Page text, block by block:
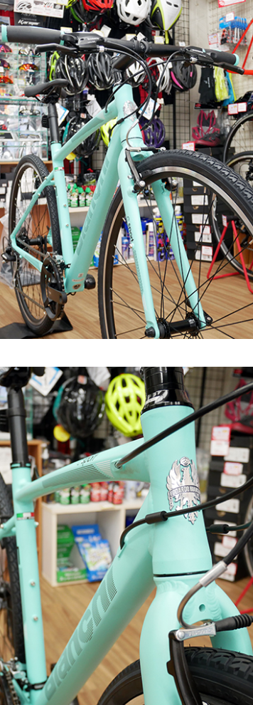
レポー
...